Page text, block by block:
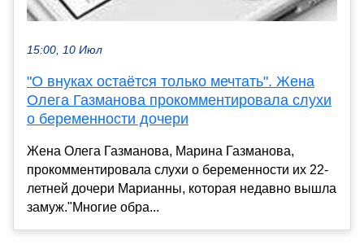
15:00, 10 Июл
"О внуках остаётся только мечтать". Жена
Олега Газманова прокомментировала слухи
о беременности дочери
Жена Олега Газманова, Марина Газманова,
прокомментировала слухи о беременности их 22-
летней дочери Марианны, которая недавно вышла
замуж."Многие обра...